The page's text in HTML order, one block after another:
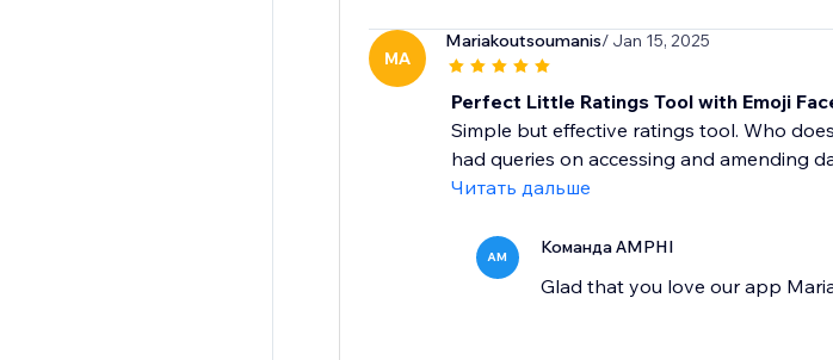
MA
Mariakoutsoumanis/ Jan 15, 2025
Perfect Little Ratings Tool with Emoji
Simple but effective ratings tool. Who
had queries on accessing and amending
Читать дальше
AM Команда AMPHI
Glad that you love our app